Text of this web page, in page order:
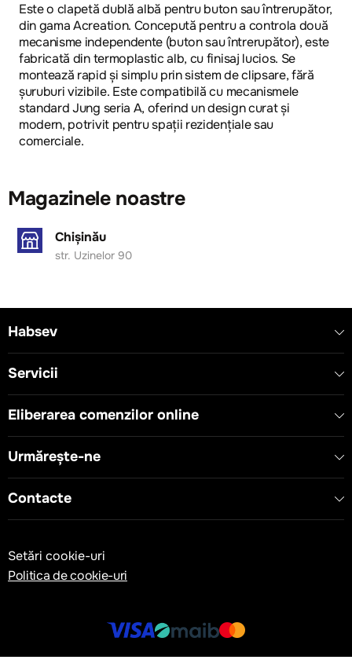
Еste o clapetă dublă albă pentru buton sau întrerupător,
din gama Acreation. Concepută pentru a controla două
mecanisme independente (buton sau întrerupător), este
fabricată din termoplastic alb, cu finisaj lucios. Se
montează rapid și simplu prin sistem de clipsare, fără
șuruburi vizibile. Este compatibilă cu mecanismele
standard Jung seria A, oferind un design curat și
modern, potrivit pentru spații rezidențiale sau
comerciale.
Magazinele noastre
Chișinău
str. Uzinelor 90
Habsev
Servicii
Eliberarea comenzilor online
Urmărește-ne
Contacte
Setări cookie-uri
Politica de cookie-uri